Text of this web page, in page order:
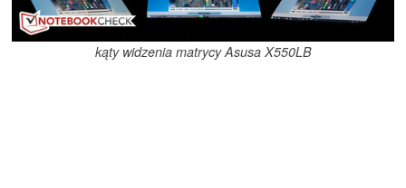
kąty widzenia matrycy Asusa X550LB